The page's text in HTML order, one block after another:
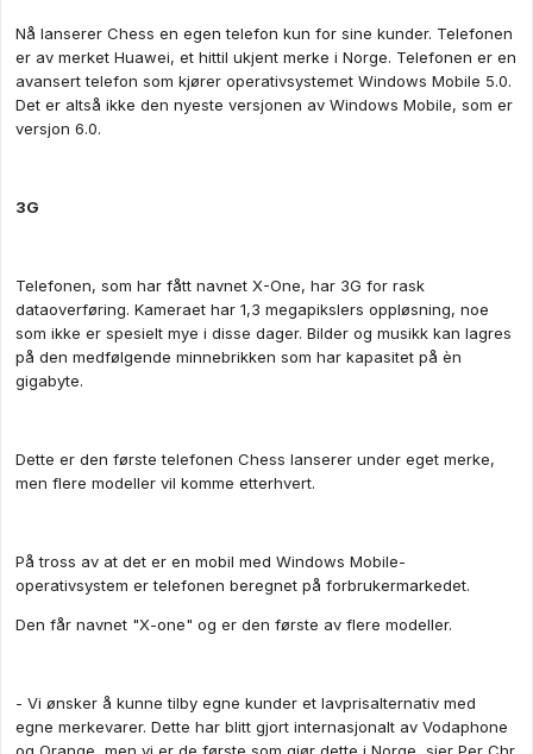
Nå lanserer Chess en egen telefon kun for sine kunder. Telefonen
er av merket Huawei, et hittil ukjent merke i Norge. Telefonen er en
avansert telefon som kjører operativsystemet Windows Mobile 5.0.
Det er altså ikke den nyeste versjonen av Windows Mobile, som er
versjon 6.0.
3G
Telefonen, som har fått navnet X-One, har 3G for rask
dataoverføring. Kameraet har 1,3 megapikslers oppløsning, noe
som ikke er spesielt mye i disse dager. Bilder og musikk kan lagres
på den medfølgende minnebrikken som har kapasitet på èn
gigabyte.
Dette er den første telefonen Chess lanserer under eget merke,
men flere modeller vil komme etterhvert.
På tross av at det er en mobil med Windows Mobile-
operativsystem er telefonen beregnet på forbrukermarkedet.
Den får navnet "X-one" og er den første av flere modeller.
- Vi ønsker å kunne tilby egne kunder et lavprisalternativ med
egne merkevarer. Dette har blitt gjort internasjonalt av Vodaphone